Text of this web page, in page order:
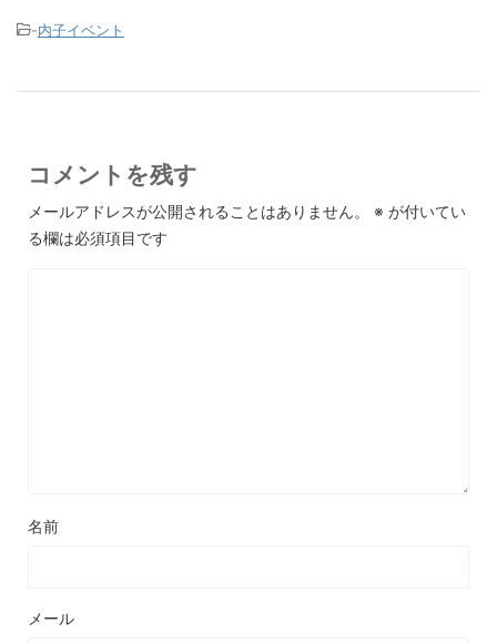
-内子イベント
コメントを残す
メールアドレスが公開されることはありません。 ※ が付いてい
る欄は必須項目です
名前
メール